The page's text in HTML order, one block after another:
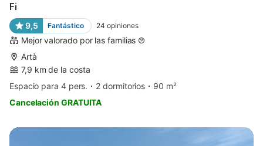
Fi
9,5 Fantástico 24 opiniones
Mejor valorado por las familias
Artà
7,9 km de la costa
Espacio para 4 pers.
2 dormitorios
90 m²
Cancelación GRATUITA